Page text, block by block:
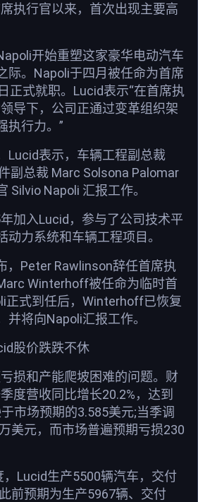
执行官以来，首次出现主要高
开始重塑这家豪华电动汽车
际。Napoli于四月被任命为首席
正式就职。Lucid表示“在首席执
导下，公司正通过变革组织架
执行力。”
Lucid表示，车辆工程副总裁
副总裁 Marc Solsona Palomar
Silvio Napoli 汇报工作。
加入Lucid，参与了公司技术平
动力系统和车辆工程项目。
，Peter Rawlinson辞任首席执
Winterhoff被任命为临时首
正式到任后，Winterhoff已恢复
并将向Napoli汇报工作。
股价跌跌不休
损‌和‌产能爬坡困难‌的问题。财
度营收同比增长20.2%，达到
市场预期的3.585美元;当季调
美元，而市场普遍预期亏损230
Lucid生产5500辆汽车，交付
前预期为生产5967辆、交付